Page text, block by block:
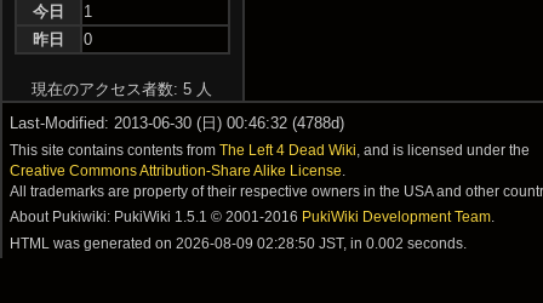
今日
1
昨日
0
現在のアクセス者数: 5 人
Last-Modified: 2013-06-30 (日) 00:46:32 (4788d)
This site contains contents fromThe Left 4 Dead Wiki , and is licensed under the
Creative Commons Attribution-Share Alike License
All trademarks are property of their respective owners in the USA and other
About Pukiwiki: PukiWiki 1.5.1 © 2001-2016 PukiWiki Development Team.
HTML was generated on2026-08-09 02:28:50 JST , in 0.002 seconds.